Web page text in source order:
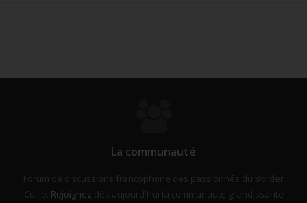
La communauté
Forum de discussions francophone des passionnés du Border
Collie. Rejoignez dès aujourd'hui la communauté grandissante